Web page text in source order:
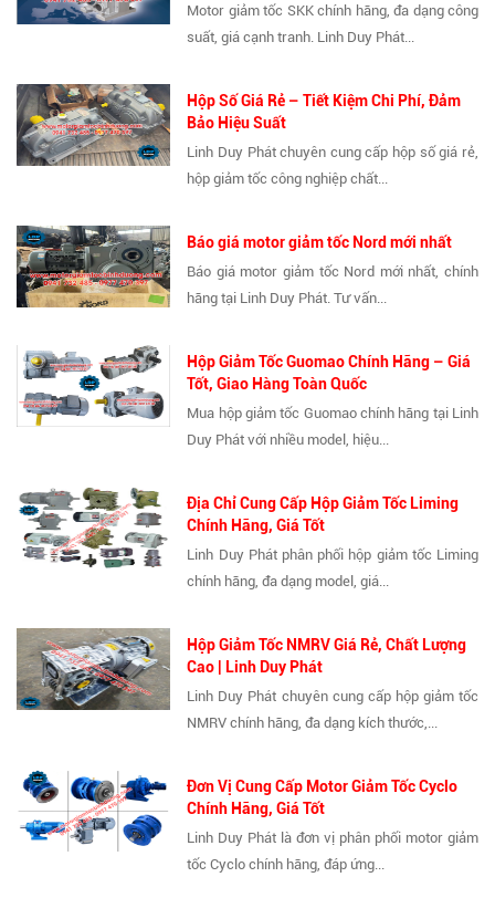
Motor giảm tốc SKK chính hãng, đa dạng công
suất, giá cạnh tranh. Linh Duy Phát...
Hộp Số Giá Rẻ – Tiết Kiệm Chi Phí, Đảm
Bảo Hiệu Suất
Linh Duy Phát chuyên cung cấp hộp số giá rẻ,
hộp giảm tốc công nghiệp chất...
Báo giá motor giảm tốc Nord mới nhất
Báo giá motor giảm tốc Nord mới nhất, chính
hãng tại Linh Duy Phát. Tư vấn...
Hộp Giảm Tốc Guomao Chính Hãng – Giá
Tốt, Giao Hàng Toàn Quốc
Mua hộp giảm tốc Guomao chính hãng tại Linh
Duy Phát với nhiều model, hiệu...
Địa Chỉ Cung Cấp Hộp Giảm Tốc Liming
Chính Hãng, Giá Tốt
Linh Duy Phát phân phối hộp giảm tốc Liming
chính hãng, đa dạng model, giá...
Hộp Giảm Tốc NMRV Giá Rẻ, Chất Lượng
Cao | Linh Duy Phát
Linh Duy Phát chuyên cung cấp hộp giảm tốc
NMRV chính hãng, đa dạng kích thước,...
Đơn Vị Cung Cấp Motor Giảm Tốc Cyclo
Chính Hãng, Giá Tốt
Linh Duy Phát là đơn vị phân phối motor giảm
tốc Cyclo chính hãng, đáp ứng...